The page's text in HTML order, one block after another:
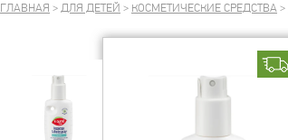
ГЛАВНАЯ >ДЛЯ ДЕТЕЙ > КОСМЕТИЧЕСКИЕ СРЕДСТВА>